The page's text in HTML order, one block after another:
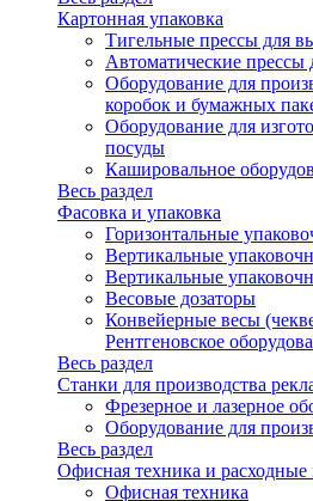
Картонная упаковка
Тигельные прессы для
Автоматические
Оборудование для
коробок и бумажных
Оборудование для
посуды
Кашировальное
Весь раздел
Фасовка и упаковка
Горизонтальные
Вертикальные
Вертикальные
Весовые дозаторы
Конвейерные весы
Рентгеновское
Весь раздел
Станки для производства
Фрезерное и лазерное
Оборудование для
Весь раздел
Офисная техника и расходные
Офисная техника